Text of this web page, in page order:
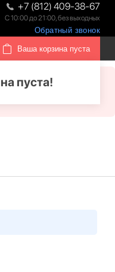
+7 (812) 409-38-67
С 10:00 до 21:00, без выходных
Обратный звонок
Ваша корзина пуста
пуста!